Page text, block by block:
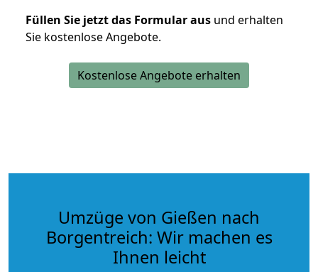
Füllen Sie jetzt das Formular aus und erhalten
Sie kostenlose Angebote.
Kostenlose Angebote erhalten
Umzüge von Gießen nach
Borgentreich: Wir machen es
Ihnen leicht